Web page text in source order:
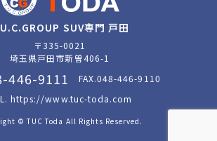
SUV専門 戸田
〒335-0021
埼玉県戸田市新曽406-1
446-9111
FAX.048-446-9110
https://www.tuc-toda.com
© TUC Toda All Rights Reserved.